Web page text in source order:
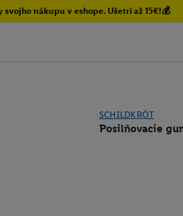
nákupu v eshope. Ušetri až 15€!💰
SCHILDKRÖT
Posilňovacie